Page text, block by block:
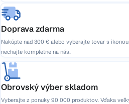
Doprava zdarma
Nakúpte nad 300 € alebo vyberajte tovar s
nechajte kompletne na nás.
Obrovský výber skladom
Vyberajte z ponuky 90 000 produktov. Vďaka